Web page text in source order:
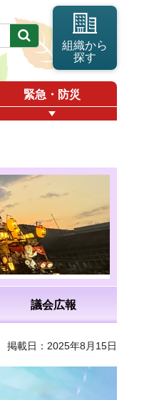
組織から
探す
緊急・防災
議会広報
掲載日：2025年8月15日